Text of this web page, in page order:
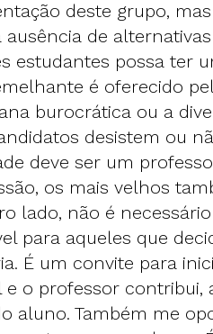
deste grupo,
de
estudantes possa ter
é oferecido
burocrática ou a
desistem ou
deve ser um
os mais velhos
lado, não é necessário
para aqueles que
É um convite para
o professor contribui,
aluno. Também me